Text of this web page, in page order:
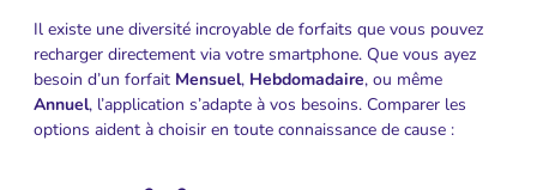
Il existe une diversité incroyable de forfaits que vous pouvez
recharger directement via votre smartphone. Que vous ayez
besoin d’un forfait Mensuel, Hebdomadaire, ou même
Annuel, l’application s’adapte à vos besoins. Comparer les
options aident à choisir en toute connaissance de cause :